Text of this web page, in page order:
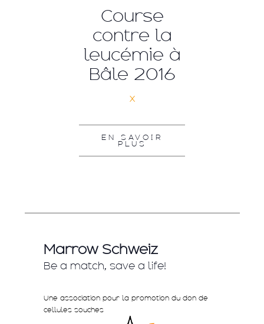
Course
contre la
leucémie à
Bâle 2016
x
EN SAVOIR
PLUS
Marrow Schweiz
Be a match, save a life!
Une association pour la promotion du don de
cellules souches